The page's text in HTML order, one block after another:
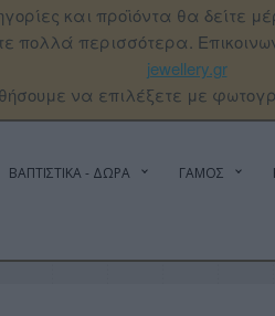
και προϊόντα θα δείτε
πολλά περισσότερα.
jewellery.gr
να επιλέξετε με
ΒΑΠΤΙΣΤΙΚΑ - ΔΩΡΑ ΓΑΜΟΣ